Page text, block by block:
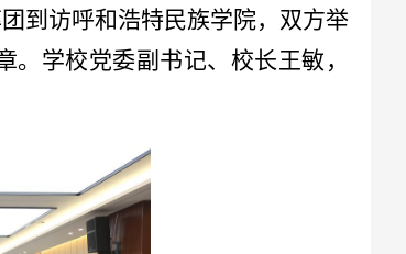
到访呼和浩特民族学院，双方举
学校党委副书记、校长王敏，